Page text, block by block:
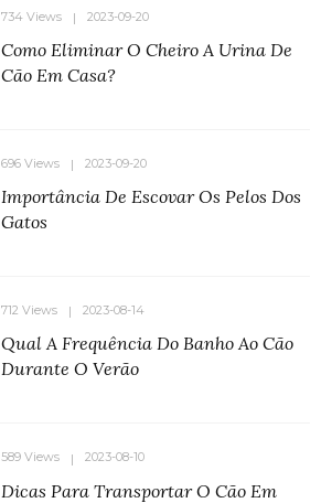
734 Views 2023-09-20
Como Eliminar O Cheiro A Urina De
Cão Em Casa?
696 Views 2023-09-20
Importância De Escovar Os Pelos Dos
Gatos
712 Views 2023-08-14
Qual A Frequência Do Banho Ao Cão
Durante O Verão
589 Views 2023-08-10
Dicas Para Transportar O Cão Em